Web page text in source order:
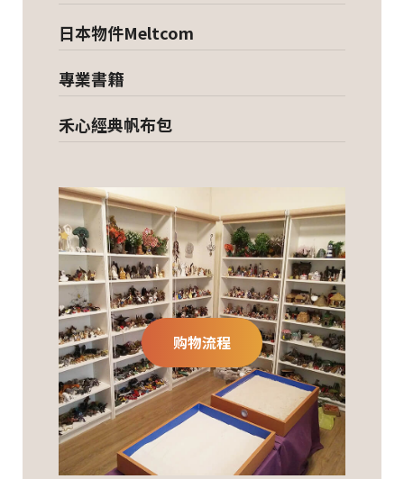
日本物件Meltcom
專業書籍
禾心經典帆布包
购物流程